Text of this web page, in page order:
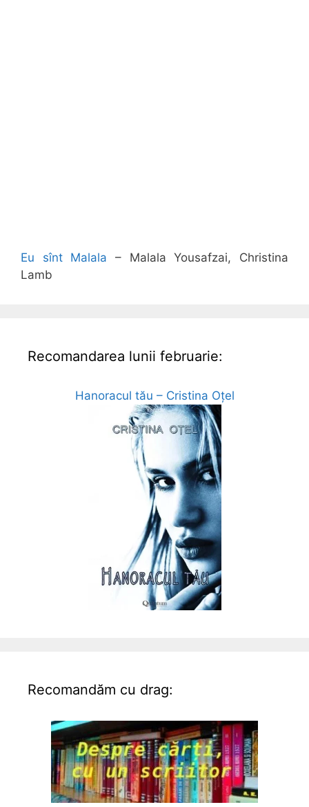
Eu sînt Malala – Malala Yousafzai, Christina
Lamb
Recomandarea lunii februarie:
Hanoracul tău – Cristina Oțel
Recomandăm cu drag: